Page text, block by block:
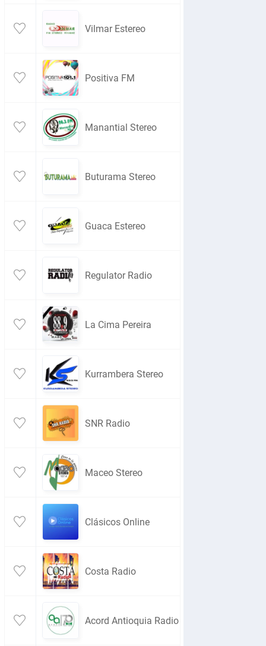
Vilmar Estereo
Positiva FM
Manantial Stereo
Buturama Stereo
Guaca Estereo
Regulator Radio
La Cima Pereira
Kurrambera Stereo
SNR Radio
Maceo Stereo
Clásicos Online
Costa Radio
Acord Antioquia Radio